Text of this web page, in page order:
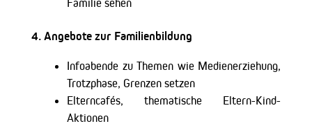
4. Angebote zur Familienbildung
Infoabende zu Themen wie Medienerziehung,
Trotzphase, Grenzen setzen
Elterncafés, thematische Eltern-Kind-
Aktionen